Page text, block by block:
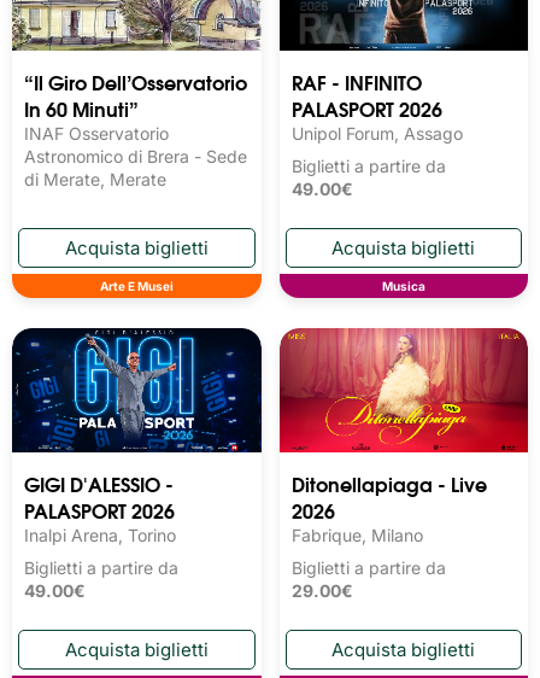
“Il Giro Dell’Osservatorio
In 60 Minuti”
INAF Osservatorio
Astronomico di Brera - Sede
di Merate, Merate
Arte E Musei
RAF - INFINITO
PALASPORT 2026
Unipol Forum, Assago
Biglietti a partire da
49.00€
Musica
GIGI D'ALESSIO -
PALASPORT 2026
Inalpi Arena, Torino
Biglietti a partire da
49.00€
Ditonellapiaga - Live
2026
Fabrique, Milano
Biglietti a partire da
29.00€